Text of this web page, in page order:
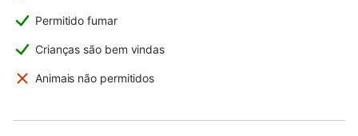
Permitido fumar
Crianças são bem vindas
Animais não permitidos